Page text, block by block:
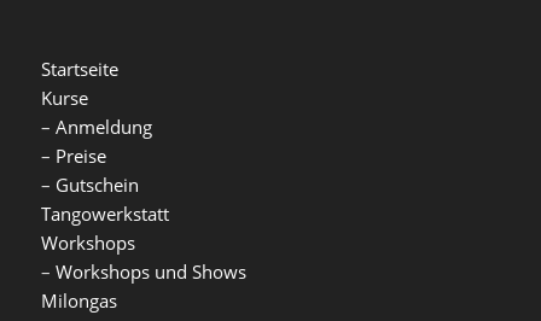
Startseite
Kurse
– Anmeldung
– Preise
– Gutschein
Tangowerkstatt
Workshops
– Workshops und Shows
Milongas